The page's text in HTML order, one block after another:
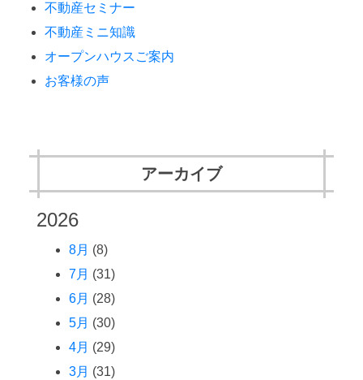
不動産セミナー
不動産ミニ知識
オープンハウスご案内
お客様の声
アーカイブ
2026
8月 (8)
7月 (31)
6月 (28)
5月 (30)
4月 (29)
3月 (31)